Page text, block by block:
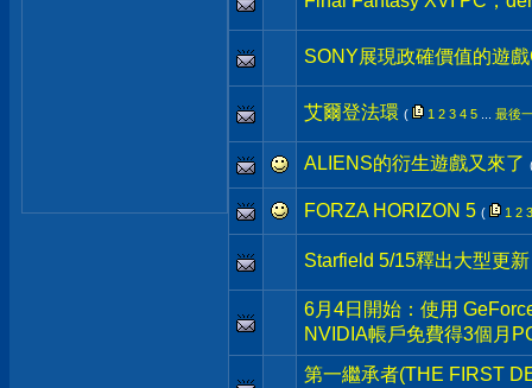
SONY展現政確價值的遊
艾爾登法環 ( 1 2 3 4 5 最後
ALIENS的衍生遊戲又來了
FORZA HORIZON 5 ( 1 2 3
Starfield 5/15釋出大型更
6月4日開始：使用
NVIDIA帳戶免費得3個月
第一繼承者(THE FIRST